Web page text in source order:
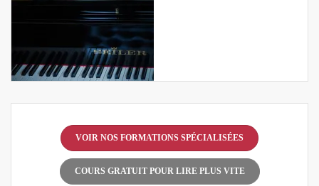
VOIR NOS FORMATIONS SPÉCIALISÉES
COURS GRATUIT POUR LIRE PLUS VITE